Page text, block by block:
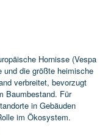
Hornisse (Vespa
und die größte heimische
verbreitet, bevorzugt
Baumbestand. Für
in Gebäuden
im Ökosystem.